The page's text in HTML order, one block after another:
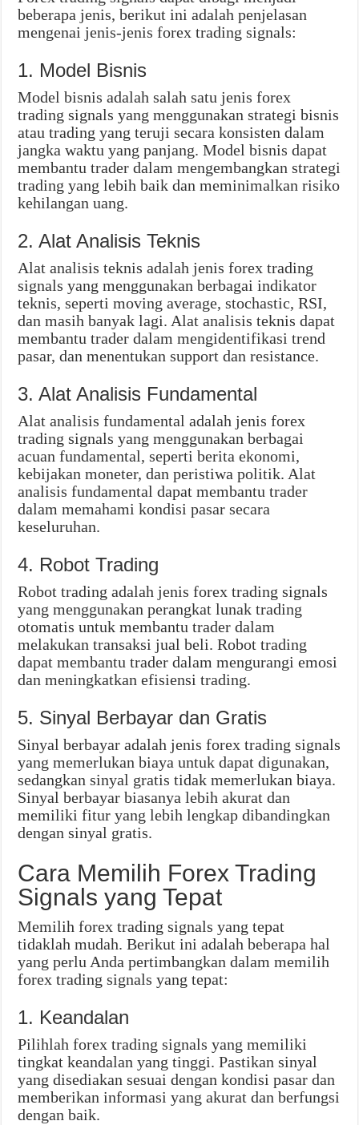
beberapa jenis, berikut ini adalah penjelasan
mengenai jenis-jenis forex trading signals:
1. Model Bisnis
Model bisnis adalah salah satu jenis forex
trading signals yang menggunakan strategi bisnis
atau trading yang teruji secara konsisten dalam
jangka waktu yang panjang. Model bisnis dapat
membantu trader dalam mengembangkan strategi
trading yang lebih baik dan meminimalkan risiko
kehilangan uang.
2. Alat Analisis Teknis
Alat analisis teknis adalah jenis forex trading
signals yang menggunakan berbagai indikator
teknis, seperti moving average, stochastic, RSI,
dan masih banyak lagi. Alat analisis teknis dapat
membantu trader dalam mengidentifikasi trend
pasar, dan menentukan support dan resistance.
3. Alat Analisis Fundamental
Alat analisis fundamental adalah jenis forex
trading signals yang menggunakan berbagai
acuan fundamental, seperti berita ekonomi,
kebijakan moneter, dan peristiwa politik. Alat
analisis fundamental dapat membantu trader
dalam memahami kondisi pasar secara
keseluruhan.
4. Robot Trading
Robot trading adalah jenis forex trading signals
yang menggunakan perangkat lunak trading
otomatis untuk membantu trader dalam
melakukan transaksi jual beli. Robot trading
dapat membantu trader dalam mengurangi emosi
dan meningkatkan efisiensi trading.
5. Sinyal Berbayar dan Gratis
Sinyal berbayar adalah jenis forex trading signals
yang memerlukan biaya untuk dapat digunakan,
sedangkan sinyal gratis tidak memerlukan biaya.
Sinyal berbayar biasanya lebih akurat dan
memiliki fitur yang lebih lengkap dibandingkan
dengan sinyal gratis.
Cara Memilih Forex Trading
Signals yang Tepat
Memilih forex trading signals yang tepat
tidaklah mudah. Berikut ini adalah beberapa hal
yang perlu Anda pertimbangkan dalam memilih
forex trading signals yang tepat:
1. Keandalan
Pilihlah forex trading signals yang memiliki
tingkat keandalan yang tinggi. Pastikan sinyal
yang disediakan sesuai dengan kondisi pasar dan
memberikan informasi yang akurat dan berfungsi
dengan baik.